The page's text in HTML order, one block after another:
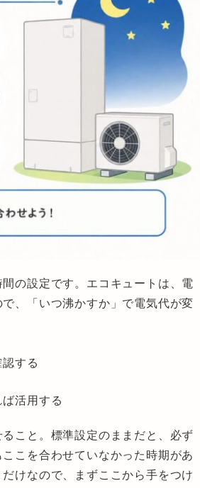
の設定です。エコキュートは、電
、「いつ沸かすか」で電気代が変
する
活用する
こと。標準設定のままだと、必ず
こを合わせていなかった時期があ
けなので、まずここから手をつけ